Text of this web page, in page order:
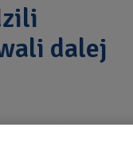
dalej
2:1 (0:0) i z
mistrzostw świata